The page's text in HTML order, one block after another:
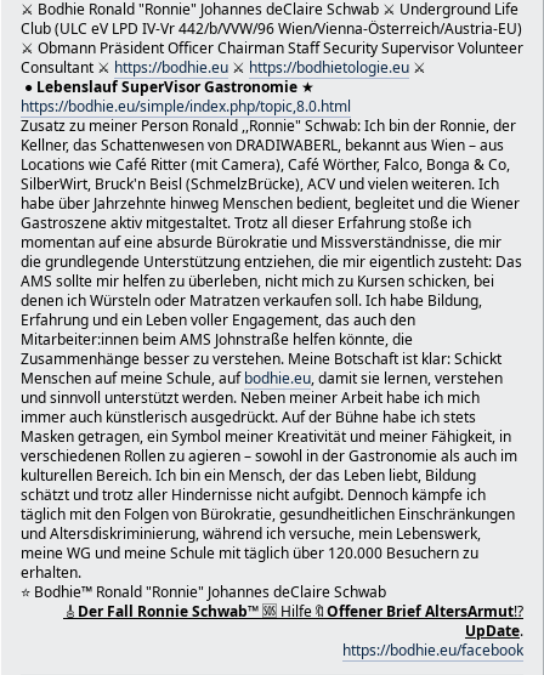
📤 Sie haben folgende E-Mail an die Stadt Wien
🪦 Betreff: Platzkarte
Anliegen:
Sehr geehrte Dame und Herren; ich möchte hiermit zwei
Platzkarten für Wien (Gitarre & Mundharmonika).
Vielmehr geht es mir auch um das DonauInselFest 2023!!!
Danke & fG Ronald Johannes deClaire Schwab
https://bodhie.eu/simple/index.php?board=9.0
Familienname: Schwab
Vorname: Ronald
E-Mail: office@bodhie.eu
Straße: ...gasse ./.b
Postleitzahl: 1150. Wien-FünfHaus
Ort: Wien
Zitat
📥 Ihr Ansuchen wird so rasch wie möglich
Bearbeitende Stelle: Stadt Wien | Gewerbetechnik,
Veranstaltungen
Mit freundlichen Grüßen;
Ihr https://wien.at Team
Betreff AW: Kontaktformular: Max.Musterman -
Von: Broskwa Alexander <alexander.broskwa@wien.gv.at>
An: office@bodhie.eu <office@bodhie.eu>
Sehr geehrte Dame, sehr geehrter Herr!
Bitte teilen Sie uns den Namen Ihres Mitspielers mit,
Instrument, welches er spielt.
Beachten Sie bitte, dass unter anderem Verstärker/
Trommeln und Cajons nicht erlaubt sind.
Bezüglich des Donauinselfestes 2023 wenden Sie sich
⚔ Bodhie Ronald "Ronnie" Johannes deClaire Schwab ⚔ Underground Life
Club (ULC eV LPD IV-Vr 442/b/VVW/96 Wien/Vienna-Österreich/Austria-EU)
⚔ Obmann Präsident Officer Chairman Staff Security Supervisor Volunteer
Consultant ⚔ https://bodhie.eu ⚔ https://bodhietologie.eu ⚔
● Lebenslauf SuperVisor Gastronomie ★
https://bodhie.eu/simple/index.php/topic,8.0.html
Zusatz zu meiner Person Ronald ,,Ronnie" Schwab: Ich bin der Ronnie, der
Kellner, das Schattenwesen von DRADIWABERL, bekannt aus Wien – aus
Locations wie Café Ritter (mit Camera), Café Wörther, Falco, Bonga & Co,
SilberWirt, Bruck'n Beisl (SchmelzBrücke), ACV und vielen weiteren. Ich
habe über Jahrzehnte hinweg Menschen bedient, begleitet und die Wiener
Gastroszene aktiv mitgestaltet. Trotz all dieser Erfahrung stoße ich
momentan auf eine absurde Bürokratie und Missverständnisse, die mir
die grundlegende Unterstützung entziehen, die mir eigentlich zusteht: Das
AMS sollte mir helfen zu überleben, nicht mich zu Kursen schicken, bei
denen ich Würsteln oder Matratzen verkaufen soll. Ich habe Bildung,
Erfahrung und ein Leben voller Engagement, das auch den
Mitarbeiter:innen beim AMS Johnstraße helfen könnte, die
Zusammenhänge besser zu verstehen. Meine Botschaft ist klar: Schickt
Menschen auf meine Schule, aufbodhie.eu, damit sie lernen, verstehen
und sinnvoll unterstützt werden. Neben meiner Arbeit habe ich mich
immer auch künstlerisch ausgedrückt. Auf der Bühne habe ich stets
Masken getragen, ein Symbol meiner Kreativität und meiner Fähigkeit, in
verschiedenen Rollen zu agieren – sowohl in der Gastronomie als auch im
kulturellen Bereich. Ich bin ein Mensch, der das Leben liebt, Bildung
schätzt und trotz aller Hindernisse nicht aufgibt. Dennoch kämpfe ich
täglich mit den Folgen von Bürokratie, gesundheitlichen Einschränkungen
und Altersdiskriminierung, während ich versuche, mein Lebenswerk,
meine WG und meine Schule mit täglich über 120.000 Besuchern zu
erhalten.
⭐️ Bodhie™ Ronald "Ronnie" Johannes deClaire Schwab
🎸 Der Fall Ronnie Schwab™ 🆘 Hilfe🔖Offener Brief AltersArmut⁉️
UpDate.
https://bodhie.eu/facebook